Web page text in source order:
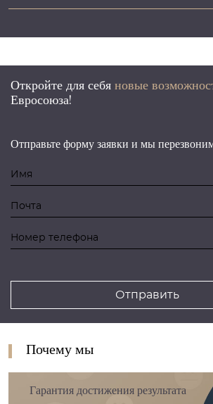
Откройте для себя новые
Евросоюза!
Отправьте форму заявки и мы
Почему мы
Гарантия достижения результата